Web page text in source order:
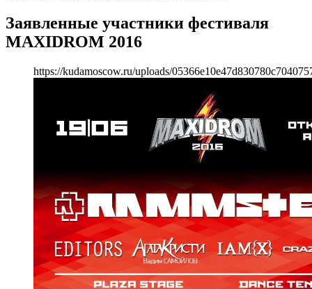
Заявленные участники фестиваля
MAXIDROM 2016
https://kudamoscow.ru/uploads/